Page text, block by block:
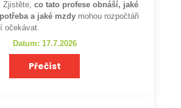
Zjistěte,co tato profese obnáší, jaké
a jaké mzdy mohou rozpočtáři
očekávat.
Datum: 17.7.2026
Přečíst